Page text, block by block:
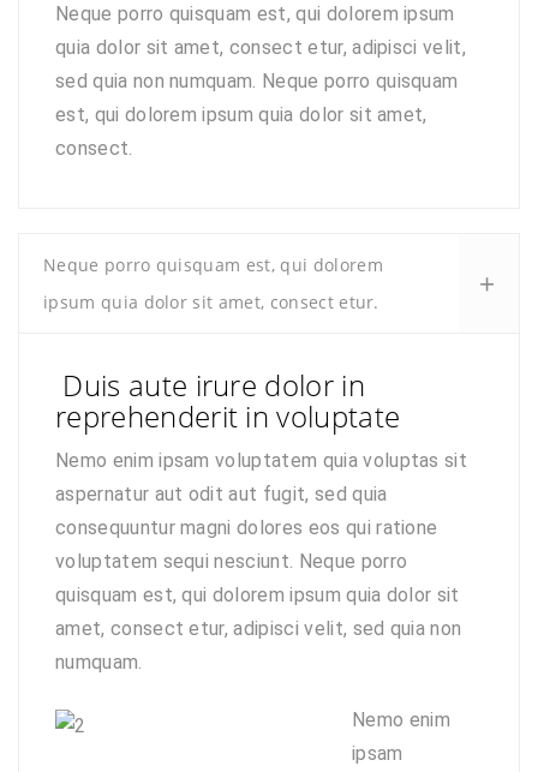
Neque porro quisquam est, qui dolorem ipsum
quia dolor sit amet, consect etur, adipisci velit,
sed quia non numquam. Neque porro quisquam
est, qui dolorem ipsum quia dolor sit amet,
consect.
Neque porro quisquam est, qui dolorem
ipsum quia dolor sit amet, consect etur.
Duis aute irure dolor in
reprehenderit in voluptate
Nemo enim ipsam voluptatem quia voluptas sit
aspernatur aut odit aut fugit, sed quia
consequuntur magni dolores eos qui ratione
voluptatem sequi nesciunt. Neque porro
quisquam est, qui dolorem ipsum quia dolor sit
amet, consect etur, adipisci velit, sed quia non
numquam.
Nemo enim
ipsam